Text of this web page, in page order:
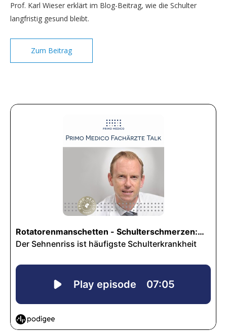
Prof. Karl Wieser erklärt im Blog-Beitrag, wie die Schulter
langfristig gesund bleibt.
Zum Beitrag